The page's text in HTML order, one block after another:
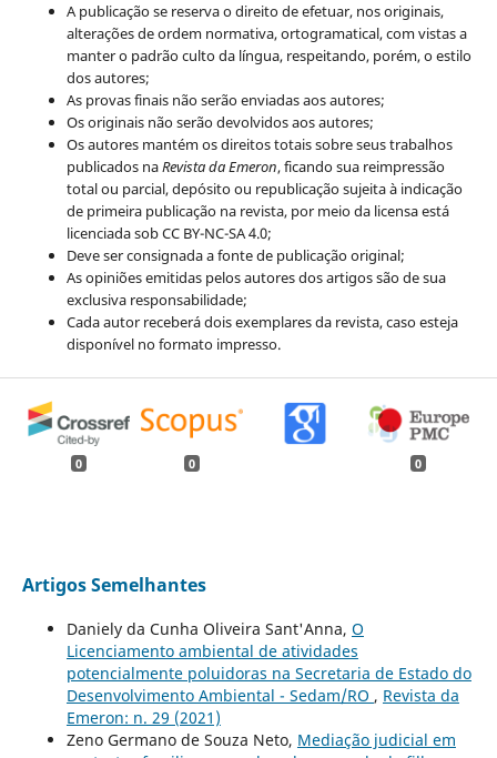
A publicação se reserva o direito de efetuar, nos originais,
alterações de ordem normativa, ortogramatical, com vistas a
manter o padrão culto da língua, respeitando, porém, o estilo
dos autores;
As provas finais não serão enviadas aos autores;
Os originais não serão devolvidos aos autores;
Os autores mantém os direitos totais sobre seus trabalhos
publicados naRevista da Emeron, ficando sua reimpressão
total ou parcial, depósito ou republicação sujeita à indicação
de primeira publicação na revista, por meio da licensa está
licenciada sob CC BY-NC-SA 4.0;
Deve ser consignada a fonte de publicação original;
As opiniões emitidas pelos autores dos artigos são de sua
exclusiva responsabilidade;
Cada autor receberá dois exemplares da revista, caso esteja
disponível no formato impresso.
0 0 0
Artigos Semelhantes
Daniely da Cunha Oliveira Sant'Anna, O
Licenciamento ambiental de atividades
potencialmente poluidoras na Secretaria de Estado do
Desenvolvimento Ambiental - Sedam/RO , Revista da
Emeron: n. 29 (2021)
Zeno Germano de Souza Neto, Mediação judicial em